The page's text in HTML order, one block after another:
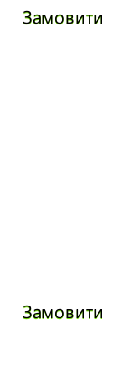
Замовити
Замовити